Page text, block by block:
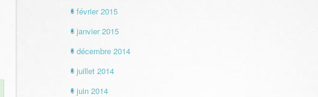
février 2015
janvier 2015
décembre 2014
juillet 2014
juin 2014